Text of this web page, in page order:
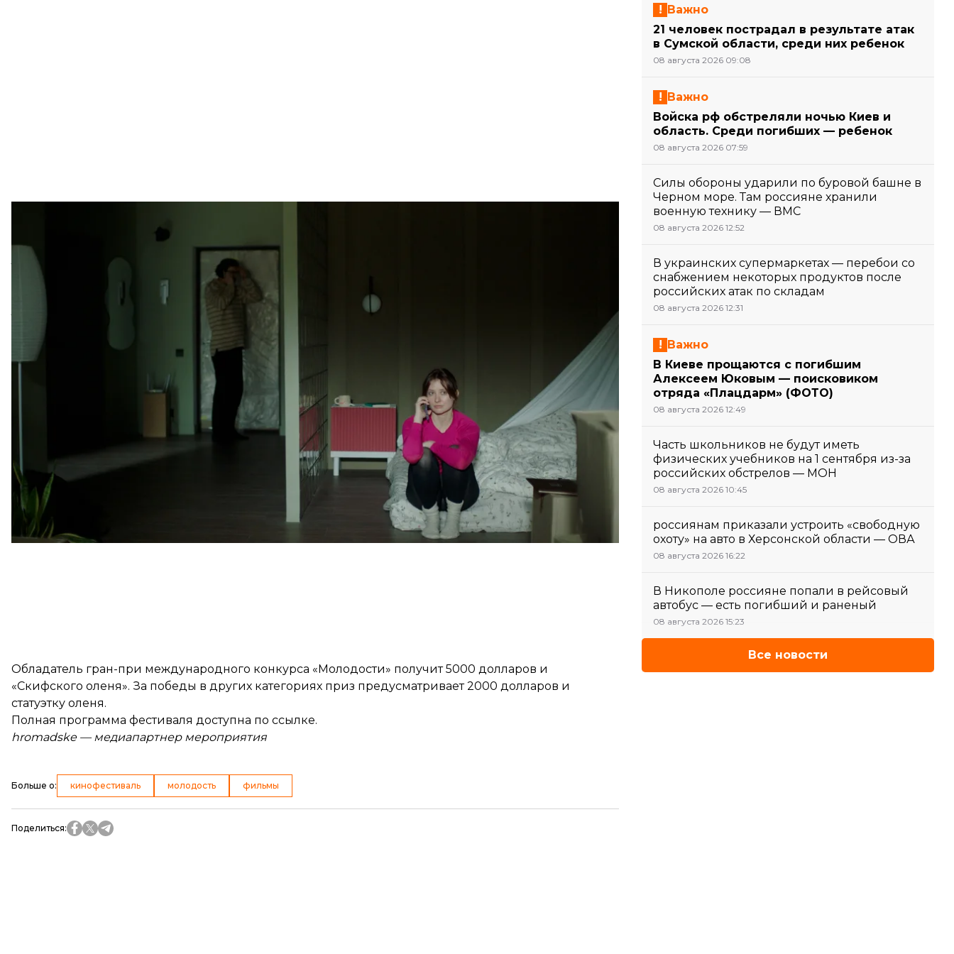
В Киеве с 26 октября по 3 ноября пройдет международный кинофестиваль «Молодость». Он
пройдет под лозунгом «Кино, которое оставляет следы» и продемонстрирует около 200 фильмов, в
том числе победителей и участников Канн, Локарно, Берлинале и Венеции.
На фестивале состоится украинская премьера
за 30 лет индийского фильма в основном конкурсе Каннского кинофестиваля, который еще и взял
Среди других фильмов — литовская лента
кинофестивале в Локарно, и вьетнамский фильм
награду за лучший дебют на Берлинале. А также чешско-словацкая копродукция
, которая
получила специальную награду на кинофестивале в Карловых Варах.
В международном конкурсе также есть украинский фильм«Медовый месяц»
, полнометражный
дебют Жанны Озирной. Фильм, снятый после начала полномасштабного вторжения, имел мировую
премьеру на Венецианском кинофестивале. Это кино о жизни молодой пары в квартире в Буче,
которая оказывается в оккупации после 24 февраля 2022 года.
Обладатель гран-при международного конкурса «Молодости» получит 5000 долларов и
«Скифского оленя». За победы в других категориях приз предусматривает 2000 долларов и
статуэтку оленя.
Полная программа фестиваля доступна по ссылке.
hromadske — медиапартнер мероприятия
Больше о: кинофестиваль молодость фильмы
Поделиться:
Важно
21 человек пострадал в результате атак
в Сумской области, среди них ребенок
08 августа 2026 09:08
Важно
Войска рф обстреляли ночью Киев и
область. Среди погибших — ребенок
08 августа 2026 07:59
Силы обороны ударили по буровой башне в
Черном море. Там россияне хранили
военную технику — ВМС
08 августа 2026 12:52
В украинских супермаркетах — перебои со
снабжением некоторых продуктов после
российских атак по складам
08 августа 2026 12:31
Важно
В Киеве прощаются с погибшим
Алексеем Юковым — поисковиком
отряда «Плацдарм» (ФОТО)
08 августа 2026 12:49
Часть школьников не будут иметь
физических учебников на 1 сентября из-за
российских обстрелов — МОН
08 августа 2026 10:45
россиянам приказали устроить «свободную
охоту» на авто в Херсонской области — ОВА
08 августа 2026 16:22
В Никополе россияне попали в рейсовый
автобус — есть погибший и раненый
08 августа 2026 15:23
Все новости